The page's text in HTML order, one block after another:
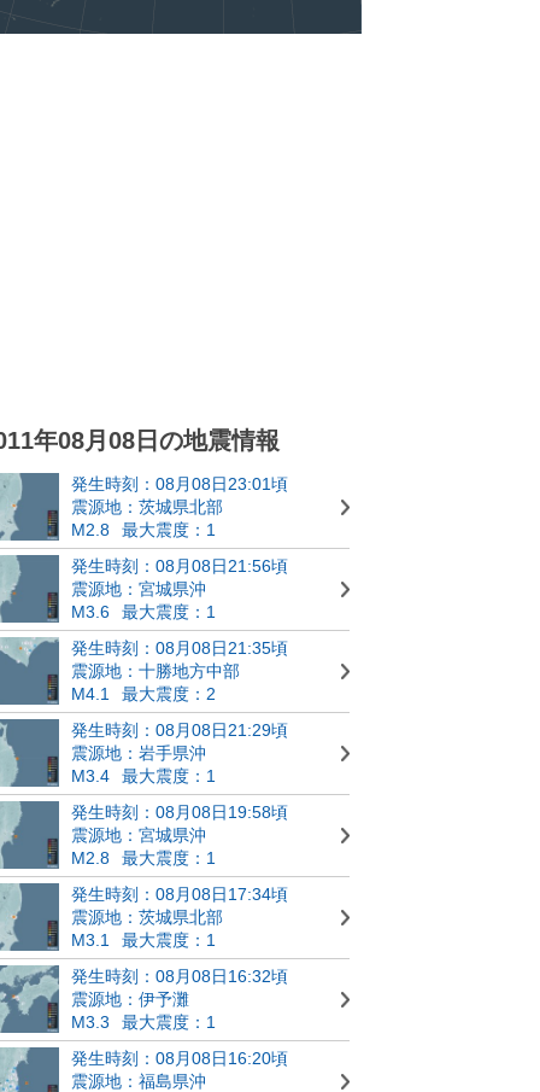
年08月08日の地震情報
発生時刻：08月08日23:01頃
震源地：茨城県北部
M2.8
最大震度：1
発生時刻：08月08日21:56頃
震源地：宮城県沖
M3.6
最大震度：1
発生時刻：08月08日21:35頃
震源地：十勝地方中部
M4.1
最大震度：2
発生時刻：08月08日21:29頃
震源地：岩手県沖
M3.4
最大震度：1
発生時刻：08月08日19:58頃
震源地：宮城県沖
M2.8
最大震度：1
発生時刻：08月08日17:34頃
震源地：茨城県北部
M3.1
最大震度：1
発生時刻：08月08日16:32頃
震源地：伊予灘
M3.3
最大震度：1
発生時刻：08月08日16:20頃
震源地：福島県沖